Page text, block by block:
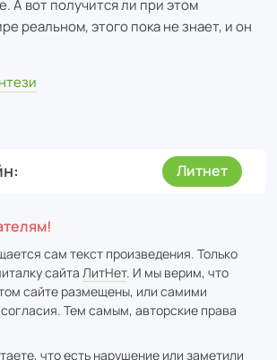
А вот получится ли при этом
реальном, этого пока не знает, и он
Литнет
сам текст произведения. Только
сайта ЛитНет. И мы верим, что
сайте размещены, или самими
Тем самым, авторские права
что есть нарушение или заметили